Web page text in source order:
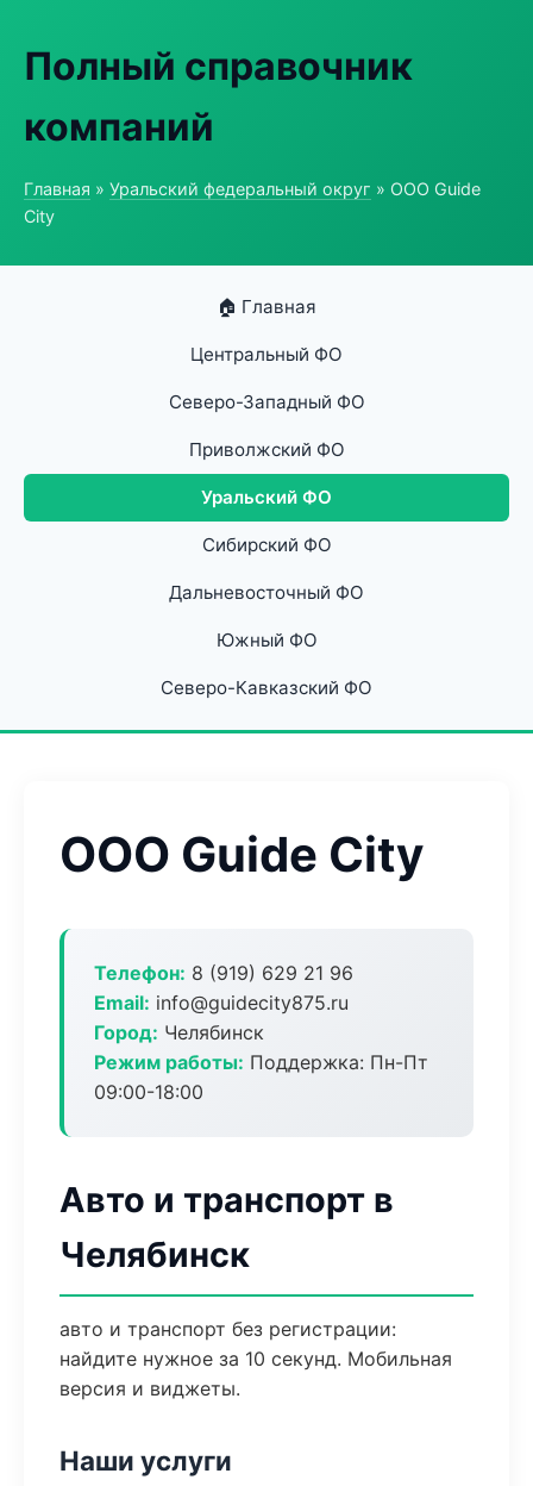
Полный справочник
компаний
Главная » Уральский федеральный округ » ООО Guide
City
🏠 Главная
Центральный ФО
Северо-Западный ФО
Приволжский ФО
Уральский ФО
Сибирский ФО
Дальневосточный ФО
Южный ФО
Северо-Кавказский ФО
ООО Guide City
Телефон: 8 (919) 629 21 96
Email: info@guidecity875.ru
Город: Челябинск
Режим работы: Поддержка: Пн-Пт
09:00-18:00
Авто и транспорт в
Челябинск
авто и транспорт без регистрации:
найдите нужное за 10 секунд. Мобильная
версия и виджеты.
Наши услуги